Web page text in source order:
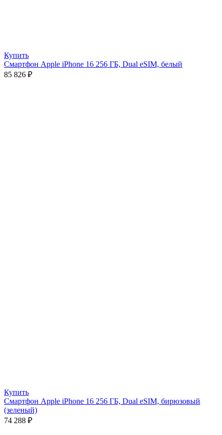
Купить
Смартфон Apple iPhone 16 256 ГБ, Dual eSIM, белый
85 826 ₽
Купить
Смартфон Apple iPhone 16 256 ГБ, Dual eSIM, бирюзовый
(зеленый)
74 288 ₽